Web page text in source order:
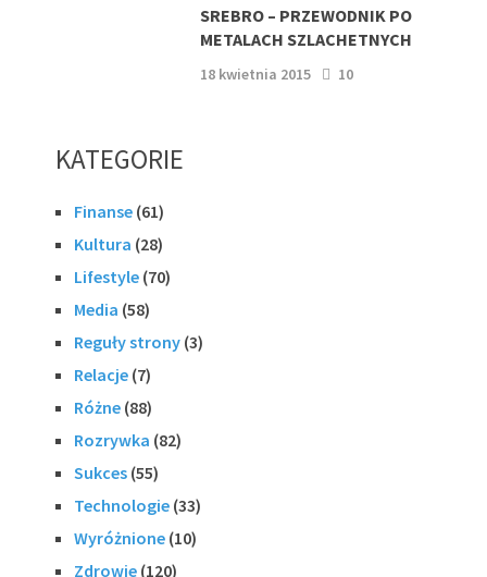
SREBRO – PRZEWODNIK PO
METALACH SZLACHETNYCH
18 kwietnia 2015 10
KATEGORIE
Finanse (61)
Kultura (28)
Lifestyle (70)
Media (58)
Reguły strony (3)
Relacje (7)
Różne (88)
Rozrywka (82)
Sukces (55)
Technologie (33)
Wyróżnione (10)
Zdrowie (120)